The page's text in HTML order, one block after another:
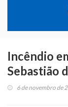
Incêndio
Sebastião
6 de novembro de